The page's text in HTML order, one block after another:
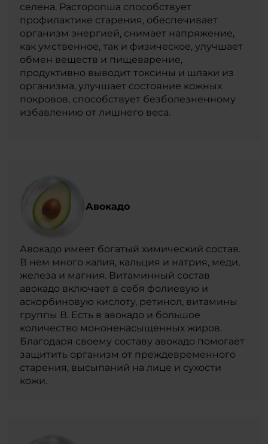
селена. Расторопша способствует
профилактике старения, обеспечивает
организм энергией, снимает напряжение,
как умственное, так и физическое, улучшает
обмен веществ и пищеварение,
продуктивно выводит токсины и шлаки из
организма, улучшает состояние кожных
покровов, способствует безболезненному
избавлению от лишнего веса.
Авокадо
Авокадо имеет богатый химический состав.
В нем много калия, кальция и натрия, меди,
железа и магния. Витаминный состав
авокадо включает в себя фолиевую и
аскорбиновую кислоту, ретинол, витамины
группы В. Есть в авокадо и большое
количество мононенасыщенных жиров.
Благодаря своему составу авокадо помогает
защитить организм от преждевременного
старения, высыпаний на лице и сухости
кожи.